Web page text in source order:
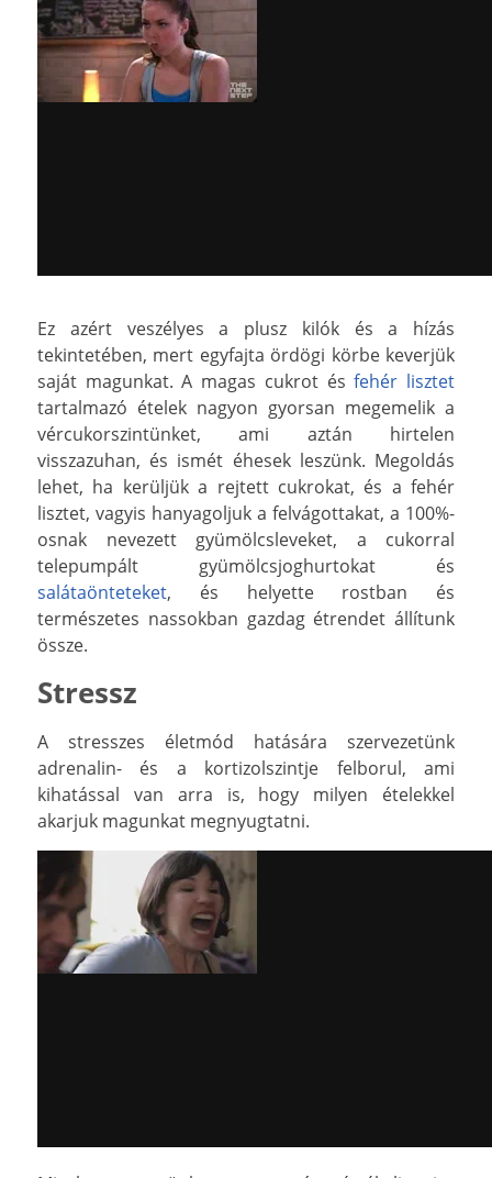
Ez azért veszélyes a plusz kilók és a hízás
tekintetében, mert egyfajta ördögi körbe keverjük
saját magunkat. A magas cukrot ésfehér lisztet
tartalmazó ételek nagyon gyorsan megemelik a
vércukorszintünket, ami aztán hirtelen
visszazuhan, és ismét éhesek leszünk. Megoldás
lehet, ha kerüljük a rejtett cukrokat, és a fehér
lisztet, vagyis hanyagoljuk a felvágottakat, a 100%-
osnak nevezett gyümölcsleveket, a cukorral
telepumpált gyümölcsjoghurtokat és
salátaönteteket, és helyette rostban és
természetes nassokban gazdag étrendet állítunk
össze.
Stressz
A stresszes életmód hatására szervezetünk
adrenalin- és a kortizolszintje felborul, ami
kihatással van arra is, hogy milyen ételekkel
akarjuk magunkat megnyugtatni.